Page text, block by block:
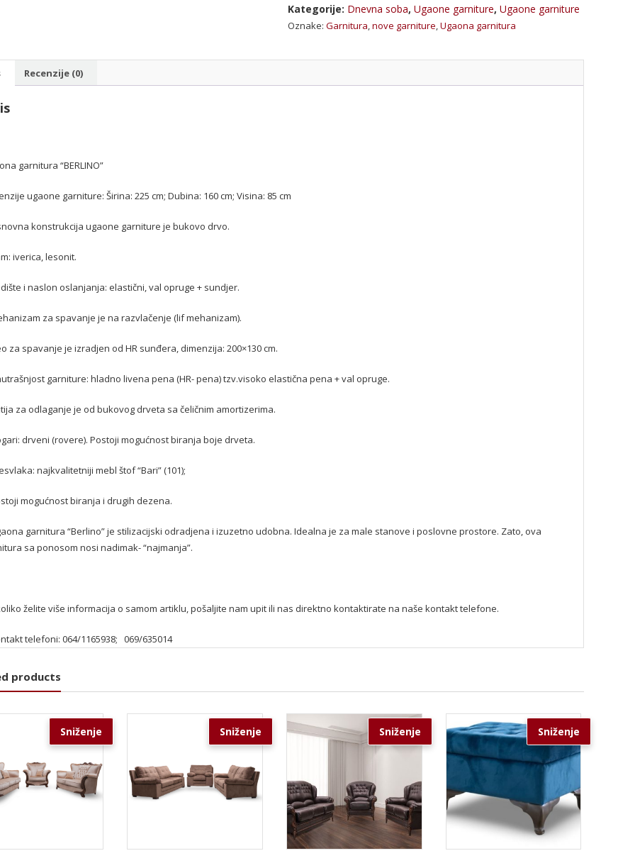
Kategorije: Dnevna soba,Ugaone garniture,Ugaone garniture
Oznake:Garnitura,nove garniture,Ugaona garnitura
Recenzije (0)
garnitura “BERLINO”
ugaone garniture: Širina: 225 cm; Dubina: 160 cm; Visina: 85 cm
konstrukcija ugaone garniture je bukovo drvo.
iverica, lesonit.
i naslon oslanjanja: elastični, val opruge + sundjer.
za spavanje je na razvlačenje (lif mehanizam).
za spavanje je izradjen od HR sunđera, dimenzija: 200×130 cm.
garniture: hladno livena pena (HR- pena) tzv.visoko elastična pena + val opruge.
za odlaganje je od bukovog drveta sa čeličnim amortizerima.
drveni (rovere). Postoji mogućnost biranja boje drveta.
najkvalitetniji mebl štof “Bari” (101);
mogućnost biranja i drugih dezena.
garnitura “Berlino” je stilizacijski odradjena i izuzetno udobna. Idealna je za male stanove i poslovne prostore. Zato, ova
sa ponosom nosi nadimak- “najmanja”.
želite više informacija o samom artiklu, pošaljite nam upit ili nas direktno kontaktirate na naše kontakt telefone.
telefoni: 064/1165938; 069/635014
products
Sniženje Sniženje Sniženje Sniženje